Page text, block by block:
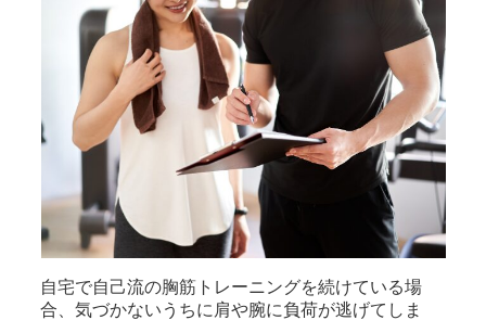
自宅で自己流の胸筋トレーニングを続けている場
合、気づかないうちに肩や腕に負荷が逃げてしま